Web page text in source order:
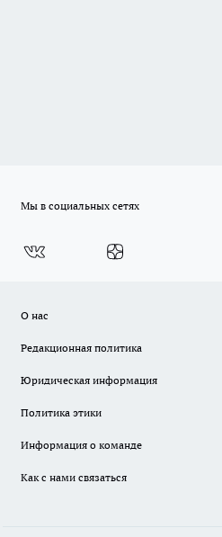
Мы в социальных сетях
О нас
Редакционная политика
Юридическая информация
Политика этики
Информация о команде
Как с нами связаться